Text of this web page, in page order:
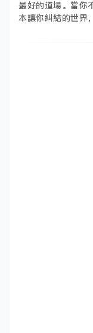
最好的道場。當你
本讓你糾結的世界